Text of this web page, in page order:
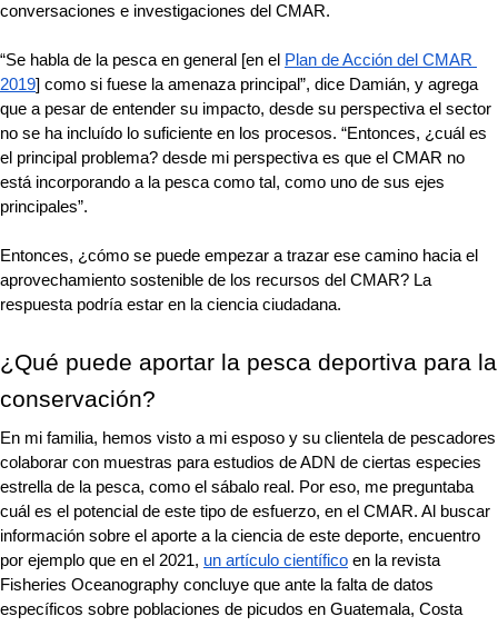
conversaciones e investigaciones del CMAR.
“Se habla de la pesca en general [en el Plan de Acción del CMAR
2019] como si fuese la amenaza principal”, dice Damián, y agrega
que a pesar de entender su impacto, desde su perspectiva el sector
no se ha incluído lo suficiente en los procesos. “Entonces, ¿cuál es
el principal problema? desde mi perspectiva es que el CMAR no
está incorporando a la pesca como tal, como uno de sus ejes
principales”.
Entonces, ¿cómo se puede empezar a trazar ese camino hacia el
aprovechamiento sostenible de los recursos del CMAR? La
respuesta podría estar en la ciencia ciudadana.
¿Qué puede aportar la pesca deportiva para la
conservación?
En mi familia, hemos visto a mi esposo y su clientela de pescadores
colaborar con muestras para estudios de ADN de ciertas especies
estrella de la pesca, como el sábalo real. Por eso, me preguntaba
cuál es el potencial de este tipo de esfuerzo, en el CMAR. Al buscar
información sobre el aporte a la ciencia de este deporte, encuentro
por ejemplo que en el 2021, un artículo científico en la revista
Fisheries Oceanography concluye que ante la falta de datos
específicos sobre poblaciones de picudos en Guatemala, Costa